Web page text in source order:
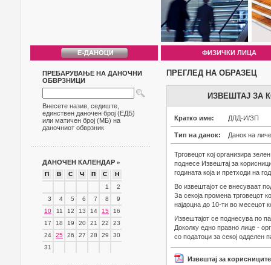
ФИЗИЧКИ ЛИЦА
ПРЕБАРУВАЊЕ НА ДАНОЧНИ
ОБВРЗНИЦИ
Внесете назив, седиште,
единствен даночен број (ЕДБ)
или матичен број (МБ) на
даночниот обврзник
ДАНОЧЕН КАЛЕНДАР »
П В С Ч П С
Н
1
2
3
4 5 6 7 8
9
10
11 12 13 14 15
16
17
18 19 20 21 22
23
24
25 26 27 28 29
30
31
ПРЕГЛЕД НА ОБРАЗЕЦ
ИЗВЕШТАЈ ЗА
Кратко име: ДЛД-И/ЗП
Тип на данок: Данок на
Трговецот кој организира
поднесе Извештај за
годината која и претходи на
Во извештајот се внесуваат
За секоја промена трговецот
најдоцна до 10-ти во месецот
Извештајот се поднесува по
Доколку едно правно лице -
со податоци за секој одделен
Извештај за